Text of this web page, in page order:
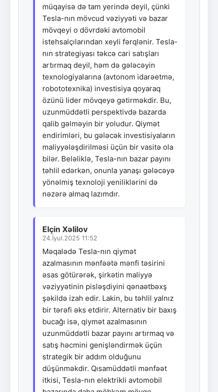
müqayisə də tam yerində deyil, çünki
Tesla-nın mövcud vəziyyəti və bazar
mövqeyi o dövrdəki avtomobil
istehsalçılarından xeyli fərqlənir. Tesla-
nın strategiyası təkcə cari satışları
artırmaq deyil, həm də gələcəyin
texnologiyalarına (avtonom idarəetmə,
robototexnika) investisiya qoyaraq
özünü lider mövqeyə gətirməkdir. Bu,
uzunmüddətli perspektivdə bazarda
qalib gəlməyin bir yoludur. Qiymət
endirimləri, bu gələcək investisiyaların
maliyyələşdirilməsi üçün bir vasitə ola
bilər. Beləliklə, Tesla-nın bazar payını
təhlil edərkən, onunla yanaşı gələcəyə
yönəlmiş texnoloji yeniliklərini də
nəzərə almaq lazımdır.
Elçin Xəlilov
24.İyul.2025 11:52
Məqalədə Tesla-nın qiymət
azalmasının mənfəətə mənfi təsirini
əsas götürərək, şirkətin maliyyə
vəziyyətinin pisləşdiyini qənaətbəxş
şəkildə izah edir. Lakin, bu təhlil yalnız
bir tərəfi əks etdirir. Alternativ bir baxış
bucağı isə, qiymət azalmasının
uzunmüddətli bazar payını artırmaq və
satış həcmini genişləndirmək üçün
strategik bir addım olduğunu
düşünməkdir. Qısamüddətli mənfəət
itkisi, Tesla-nın elektrikli avtomobil